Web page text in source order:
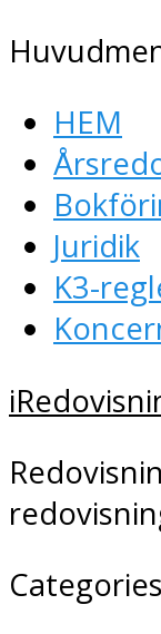
HEM
Juridik
K3-
Categories